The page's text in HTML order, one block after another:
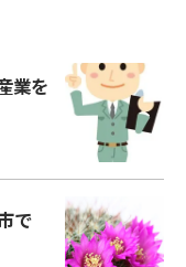
業を
で